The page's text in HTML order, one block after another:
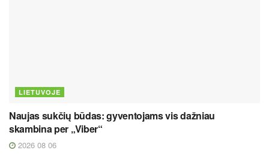
LIETUVOJE
Naujas sukčių būdas: gyventojams vis dažniau
skambina per „Viber“
2026 08 06